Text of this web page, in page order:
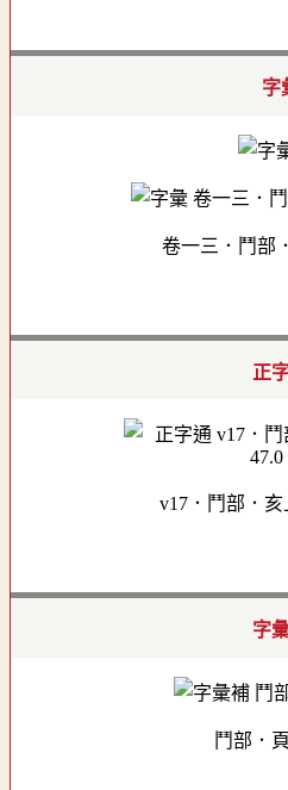
字
卷一三．鬥部
正
v17．鬥部．亥
字
鬥部．